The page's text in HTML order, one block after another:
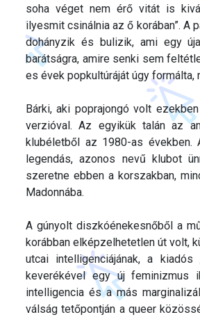
soha véget nem érő vitát is
ilyesmit csinálnia az ő korában”. A
dohányzik és bulizik, ami egy
barátságra, amire senki sem
es évek popkultúráját úgy formálta,
Bárki, aki poprajongó volt
verzióval. Az egyikük talán az
klubéletből az 1980-as
legendás, azonos nevű klubot
szeretne ebben a korszakban,
Madonnába.
A gúnyolt diszkóénekesnőből a
korábban elképzelhetetlen út volt,
utcai intelligenciájának, a kiadós
keverékével egy új
intelligencia és a más
válság tetőpontján a queer